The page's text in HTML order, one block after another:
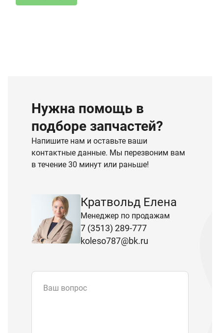
Нужна помощь в
подборе запчастей?
Напишите нам и оставьте ваши
контактные данные. Мы перезвоним вам
в течение 30 минут или раньше!
Кратвольд Елена
Менеджер по продажам
7 (3513) 289-777
koleso787@bk.ru
Ваш вопрос